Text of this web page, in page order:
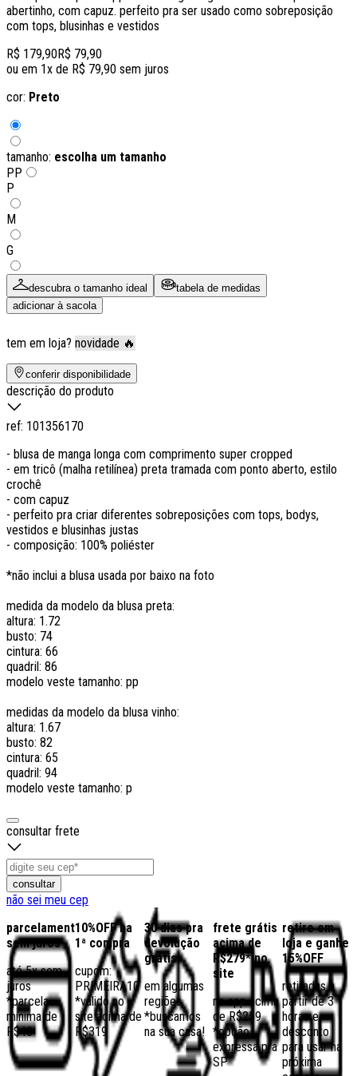
abertinho, com capuz. perfeito pra ser usado como sobreposição
com tops, blusinhas e vestidos
R$ 179,90R$ 79,90
ou em 1x de R$ 79,90 sem juros
cor: Preto
tamanho: escolha um tamanho
PP
P
M
G
descubra o tamanho ideal
tabela de medidas
adicionar à sacola
tem em loja? novidade 🔥
conferir disponibilidade
descrição do produto
ref: 101356170
- blusa de manga longa com comprimento super cropped
- em tricô (malha retilínea) preta tramada com ponto aberto, estilo
crochê
- com capuz
- perfeito pra criar diferentes sobreposições com tops, bodys,
vestidos e blusinhas justas
- composição: 100% poliéster
*não inclui a blusa usada por baixo na foto
medida da modelo da blusa preta:
altura: 1.72
busto: 74
cintura: 66
quadril: 86
modelo veste tamanho: pp
medidas da modelo da blusa vinho:
altura: 1.67
busto: 82
cintura: 65
quadril: 94
modelo veste tamanho: p
consultar frete
consultar
não sei meu cep
parcelamento
sem juros
até 5x sem
juros
*parcela
mínima de
R$40
10%OFF na
1ª compra
cupom:
PRIMEIRA10
*válido no
site acima de
R$319
30 dias pra
devolução
grátis
em algumas
regiões,
*buscamos
na sua casa!
frete grátis
acima de
R$279* no
site
no app acima
de R$259
*opção
expressa pra
SP
retire em
loja e ganhe
15%OFF
retiradas a
partir de 3
horas e
desconto
para usar na
próxima